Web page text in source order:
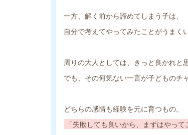
一方、解く前から諦めてしまう子は、
自分で考えてやってみたことがうまく
周りの大人としては、きっと良かれと
でも、その何気ない一言が子どものチ
どちらの感情も経験を元に育つもの。
「失敗しても良いから、まずはやって